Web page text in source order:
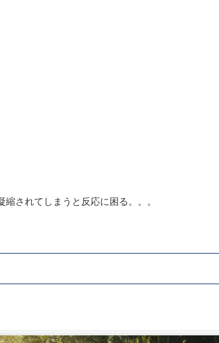
されてしまうと反応に困る。。。